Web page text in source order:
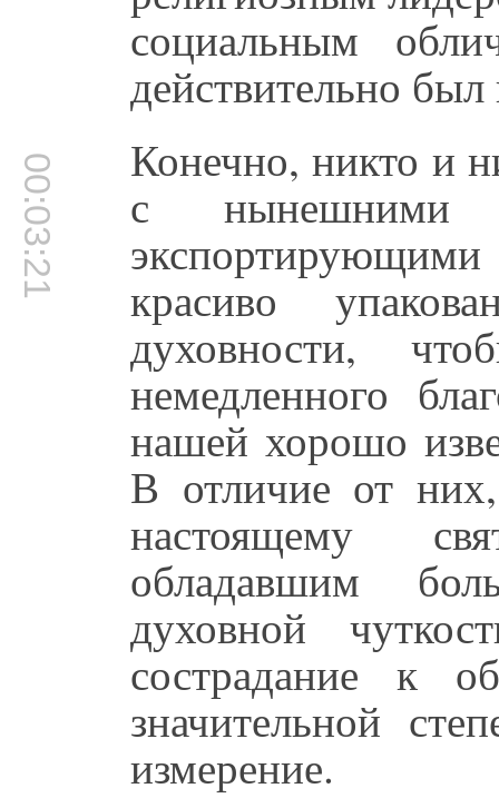
социальным
действительно
00:03:21 Конечно, никто и
с нынешними
красиво
духовности,
немедленного
нашей хорошо
В отличие от
настоящему
обладавшим
духовной
сострадание к
значительной
измерение.